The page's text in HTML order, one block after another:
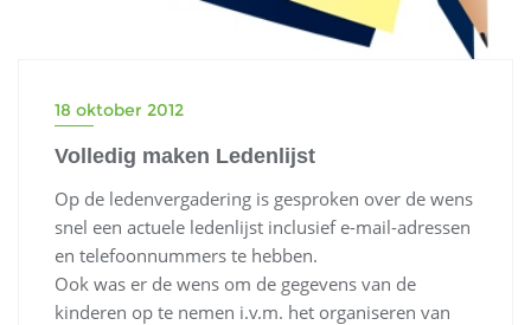
18 oktober 2012
Volledig maken Ledenlijst
Op de ledenvergadering is gesproken over de wens
snel een actuele ledenlijst inclusief e-mail-adressen
en telefoonnummers te hebben.
Ook was er de wens om de gegevens van de
kinderen op te nemen i.v.m. het organiseren van